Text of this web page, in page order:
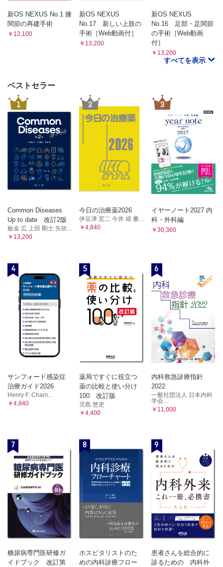
新OS NEXUS No.1 膝
関節の再建手術
￥12,100
新OS NEXUS
No.17 新しい上肢の
手術［Web動画付］
￥13,200
新OS NEXUS
No.16 足部・足関節
の手術［Web動画
付］
￥13,200
すべてを表示
ベストセラー
1
Common Diseases
Up to date 改訂2版
板金 広 上田 剛士 矢吹...
￥13,200
2
今日の治療薬2026
伊豆津 宏二 今井 靖 桑...
￥4,840
3
イヤーノート2027 内
科・外科編
￥30,360
4
サンフォード感染症
治療ガイド2026
Henry F. Cham...
￥4,840
5
薬局ですぐに役立つ
薬の比較と使い分け
100 改訂版
児島 悠史
￥4,400
6
内科救急診療指針
2022
一般社団法人 日本内科
学会...
￥11,000
7
糖尿病専門医研修ガ
イドブック 改訂第
8
ホスピタリストのた
めの内科診療フロー
9
患者さんを総合的に
診るための 内科外